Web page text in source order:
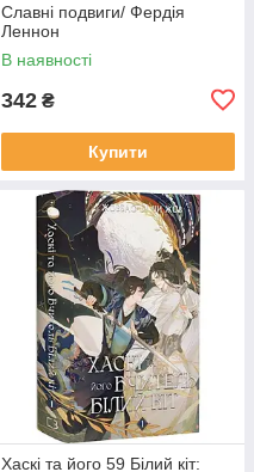
Славні подвиги/ Фердія
Леннон
В наявності
342 ₴
Купити
Хаскі та його 59 Білий кіт: